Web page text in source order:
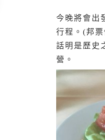
今晚將會出
行程。(邦
話明是歷史
營。